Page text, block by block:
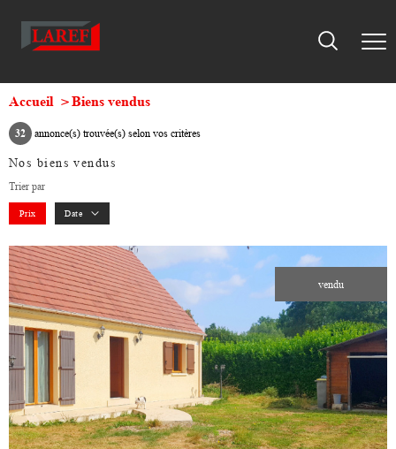
Accueil Biens vendus
32 annonce(s) trouvée(s) selon vos critères
Nos biens vendus
Trier par
Prix Date
vendu
voir le
bien